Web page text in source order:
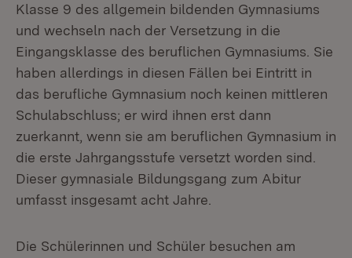
Klasse 9 des allgemein bildenden Gymnasiums
und wechseln nach der Versetzung in die
Eingangsklasse des beruflichen Gymnasiums. Sie
haben allerdings in diesen Fällen bei Eintritt in
das berufliche Gymnasium noch keinen mittleren
Schulabschluss; er wird ihnen erst dann
zuerkannt, wenn sie am beruflichen Gymnasium in
die erste Jahrgangsstufe versetzt worden sind.
Dieser gymnasiale Bildungsgang zum Abitur
umfasst insgesamt acht Jahre.
Die Schülerinnen und Schüler besuchen am